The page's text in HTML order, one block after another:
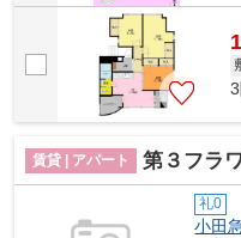
賃貸 | アパート 第３フラ
礼0
小田